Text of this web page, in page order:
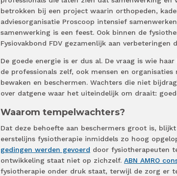
betrokken bij een project waarin orthopeden,
adviesorganisatie Proscoop intensief
samenwerking is een feest. Ook binnen de
Fysiovakbond FDV gezamenlijk aan
De goede energie is er dus al. De vraag is wie
de professionals zelf, ook mensen en
bewaken en beschermen. Wachters die niet
over datgene waar het uiteindelijk om draait:
Waarom tempelwachters?
Dat deze behoefte aan beschermers groot is,
eerstelijns fysiotherapie inmiddels zo hoog
gedingen werden gevoerd door fysiotherapeuten
ontwikkeling staat niet op zichzelf. ABN AMRO
fysiotherapie onder druk staat, terwijl de zorg er